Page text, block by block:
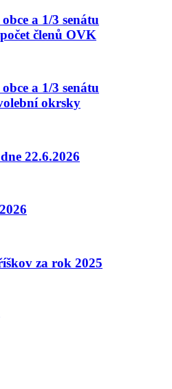
a 1/3 senátu
členů OVK
a 1/3 senátu
okrsky
22.6.2026
za rok 2025